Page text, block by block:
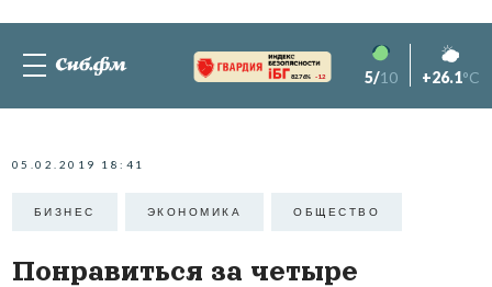
82.76% -1.2 5/10 +26.1°C
05.02.2019 18:41
БИЗНЕС ЭКОНОМИКА ОБЩЕСТВО
Понравиться за четыре